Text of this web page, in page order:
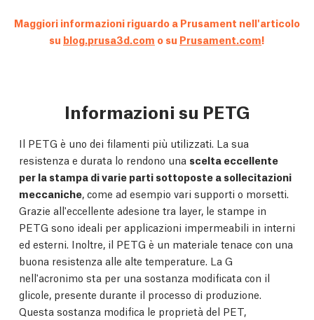
Maggiori informazioni riguardo a Prusament nell'articolo
su blog.prusa3d.com o su Prusament.com!
Informazioni su PETG
Il PETG è uno dei filamenti più utilizzati. La sua
resistenza e durata lo rendono una scelta eccellente
per la stampa di varie parti sottoposte a sollecitazioni
meccaniche, come ad esempio vari supporti o morsetti.
Grazie all'eccellente adesione tra layer, le stampe in
PETG sono ideali per applicazioni impermeabili in interni
ed esterni. Inoltre, il PETG è un materiale tenace con una
buona resistenza alle alte temperature. La G
nell'acronimo sta per una sostanza modificata con il
glicole, presente durante il processo di produzione.
Questa sostanza modifica le proprietà del PET,